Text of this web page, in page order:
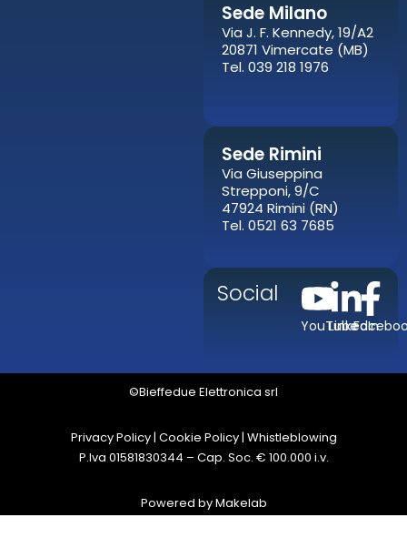
Sede Milano
Via J. F. Kennedy, 19/A2
20871 Vimercate (MB)
Tel. 039 218 1976
Sede Rimini
Via Giuseppina
Strepponi, 9/C
47924 Rimini (RN)
Tel. 0521 63 7685
Social
YouTube
LinkedIn
©Bieffedue Elettronica srl
Privacy Policy| Cookie Policy| Whistleblowing
P.Iva 01581830344 – Cap. Soc. € 100.000 i.v.
Powered byMakelab